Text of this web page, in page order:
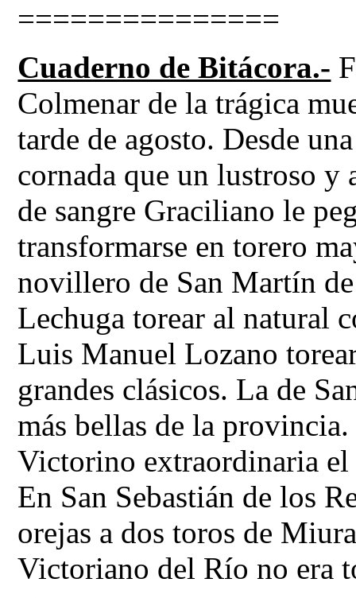
===============
Cuaderno de Bitácora.-
Colmenar de la trágica
tarde de agosto. Desde
cornada que un lustroso
de sangre Graciliano le
transformarse en torero
novillero de San Martín
Lechuga torear al natural
Luis Manuel Lozano
grandes clásicos. La de
más bellas de la
Victorino extraordinaria el
En San Sebastián de los
orejas a dos toros de
Victoriano del Río no era